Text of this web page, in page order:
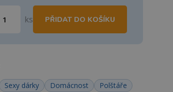
ks PŘIDAT DO KOŠÍKU
Sexy dárky Domácnost
Polštáře